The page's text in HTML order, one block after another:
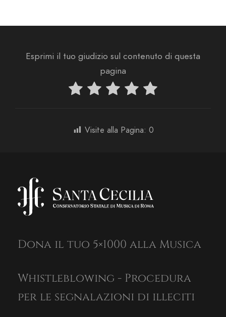
Esprimi il tuo giudizio sul contenuto di questa
pagina
Visite alla Pagina: 0
Dona il tuo 5×1000 alla Musica
Whistleblowing - Procedura
per le segnalazioni di illeciti